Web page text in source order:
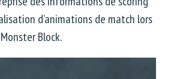
d’animations de match lors
Block.